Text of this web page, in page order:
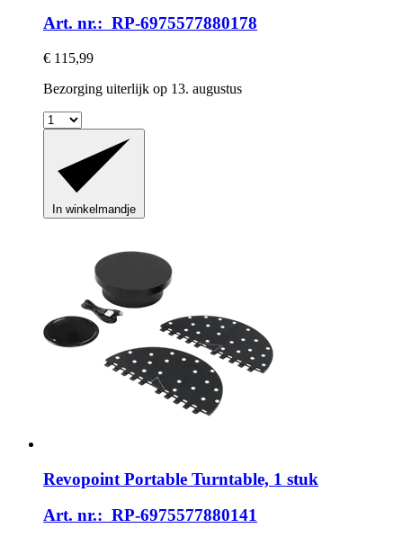
Art. nr.: RP-6975577880178
€ 115,99
Bezorging uiterlijk op 13. augustus
In winkelmandje
Revopoint Portable Turntable, 1 stuk
Art. nr.: RP-6975577880141